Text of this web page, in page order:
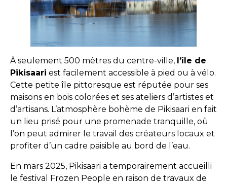
À seulement 500 mètres du centre-ville, l’île de
Pikisaari est facilement accessible à pied ou à vélo.
Cette petite île pittoresque est réputée pour ses
maisons en bois colorées et ses ateliers d’artistes et
d’artisans. L’atmosphère bohème de Pikisaari en fait
un lieu prisé pour une promenade tranquille, où
l’on peut admirer le travail des créateurs locaux et
profiter d’un cadre paisible au bord de l’eau.
En mars 2025, Pikisaari a temporairement accueilli
le festival Frozen People en raison de travaux de